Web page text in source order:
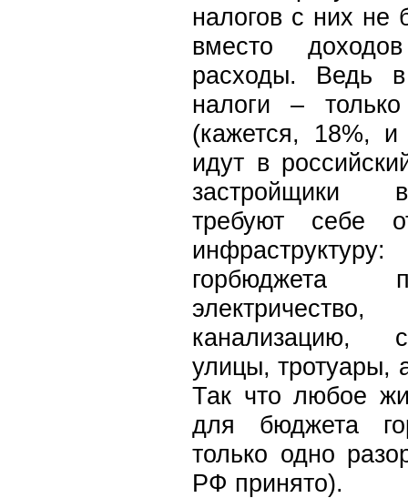
налогов с них не
вместо
расходы. Ведь
налоги –
(кажется, 18%,
идут в
застройщики
требуют себе
горбюджета
канализацию,
улицы, тротуары,
Так что любое
для бюджета
только одно
РФ принято).